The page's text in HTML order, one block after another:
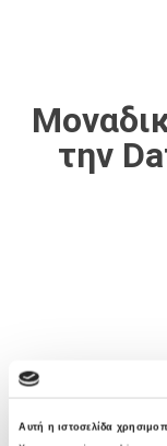
Αυτή η ιστοσελίδα
την
Η Databank